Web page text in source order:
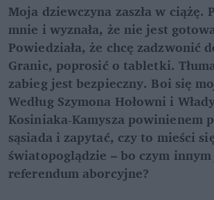
Moja dziewczyna zaszła w ciążę.
mnie i wyznała, że nie jest
Powiedziała, że chcę zadzwonić
Granic, poprosić o tabletki.
zabieg jest bezpieczny. Boi się
Według Szymona Hołowni i
Kosiniaka-Kamysza powinienem
sąsiada i zapytać, czy to mieści
światopoglądzie – bo czym innym
referendum aborcyjne?